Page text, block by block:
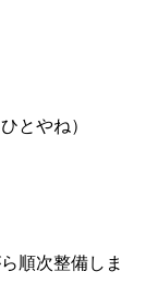
とやね）
順次整備しま